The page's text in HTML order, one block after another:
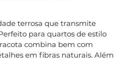
terrosa que transmite
para quartos de estilo
combina bem com
em fibras naturais. Além